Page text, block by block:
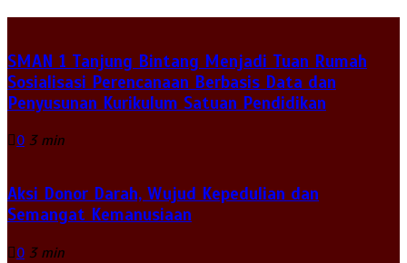
SMAN 1 Tanjung Bintang Menjadi Tuan Rumah
Sosialisasi Perencanaan Berbasis Data dan
Penyusunan Kurikulum Satuan Pendidikan
0 3 min
Aksi Donor Darah, Wujud Kepedulian dan
Semangat Kemanusiaan
0 3 min